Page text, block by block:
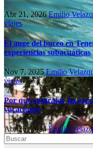
Abr 21, 2026Emilio
viajes
El auge del buceo en
experiencias subacuáticas
Nov 7, 2025Emilio
viajes
Por qué contratar las
vacaciones
Abr 26, 2024Emilio